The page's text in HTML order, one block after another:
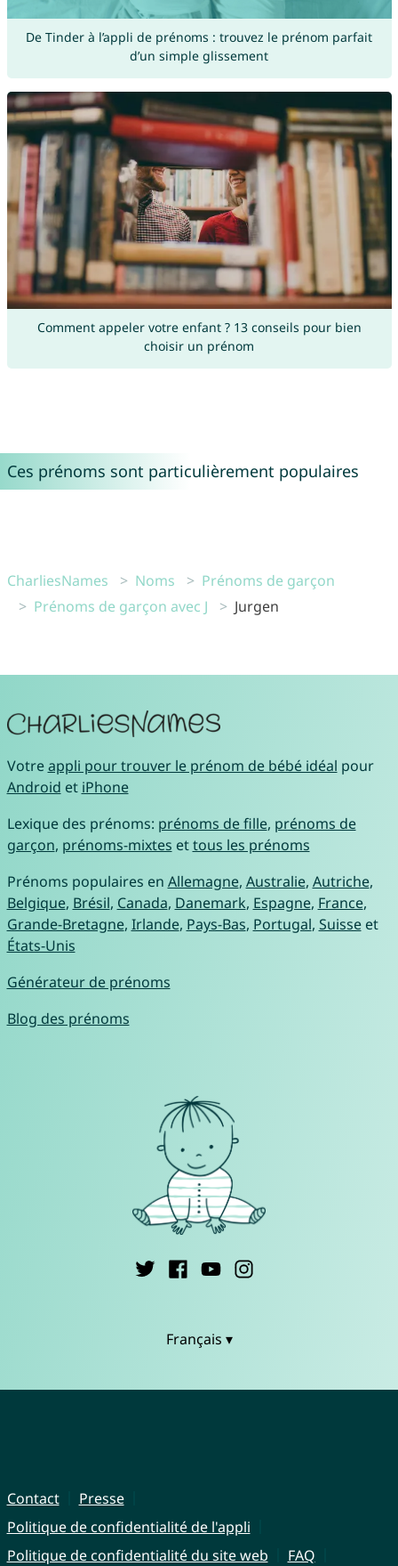
De Tinder à l’appli de prénoms : trouvez le prénom parfait
d’un simple glissement
Comment appeler votre enfant ? 13 conseils pour bien
choisir un prénom
Ces prénoms sont particulièrement populaires
CharliesNames Noms
Prénoms de garçon
Prénoms de garçon avec J
Jurgen
Votreappli pour trouver le prénom de bébé idéal pour
Android et iPhone
Lexique des prénoms: prénoms de fille, prénoms de
garçon, prénoms-mixtes ettous les prénoms
Prénoms populaires en Allemagne, Australie, Autriche,
Belgique, Brésil, Canada, Danemark, Espagne, France,
Grande-Bretagne, Irlande, Pays-Bas, Portugal, Suisseet
États-Unis
Générateur de prénoms
Blog des prénoms
Français ▾
Contact
Presse
Politique de confidentialité de l'appli
Politique de confidentialité du site web
FAQ